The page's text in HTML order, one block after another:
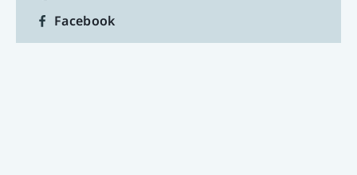
kalkulering og oppfølging av jobben – også utenfor
Valdres.
Facebook